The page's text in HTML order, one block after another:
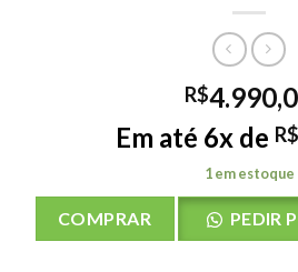
R$
Em até 6x de R$
1 em estoque
COMPRAR PEDIR